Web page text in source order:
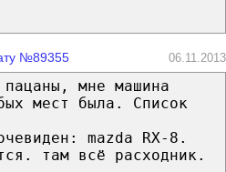
№89355 06.11.2013
мне машина
мест была. Список
mazda RX-8.
там всё расходник.